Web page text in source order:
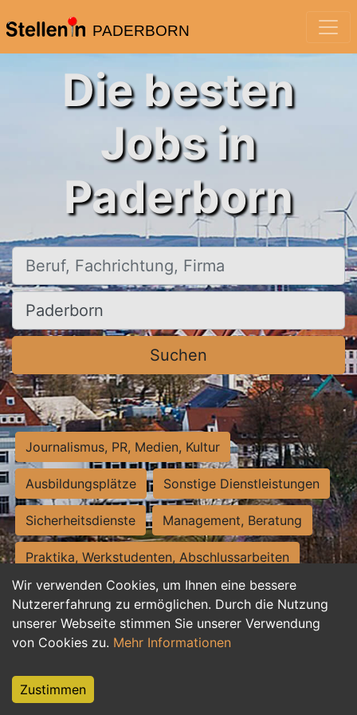
PADERBORN
Wir verwenden Cookies, um Ihnen eine bessere
Nutzererfahrung zu ermöglichen. Durch die Nutzung
unserer Webseite stimmen Sie unserer Verwendung
von Cookies zu. Mehr Informationen
Zustimmen
Die besten
Jobs in
Paderborn
Beruf, Fachrichtung, Firma
Ort, Stadt
Suchen
Journalismus, PR, Medien, Kultur
Ausbildungsplätze Sonstige Dienstleistungen
Sicherheitsdienste Management, Beratung
Praktika, Werkstudenten, Abschlussarbeiten
Personalwesen Assistenz, Sekretariat
Hilfskräfte, Aushilfs- und Nebenjobs
Weiterbildung, Studium, duale Ausbildung